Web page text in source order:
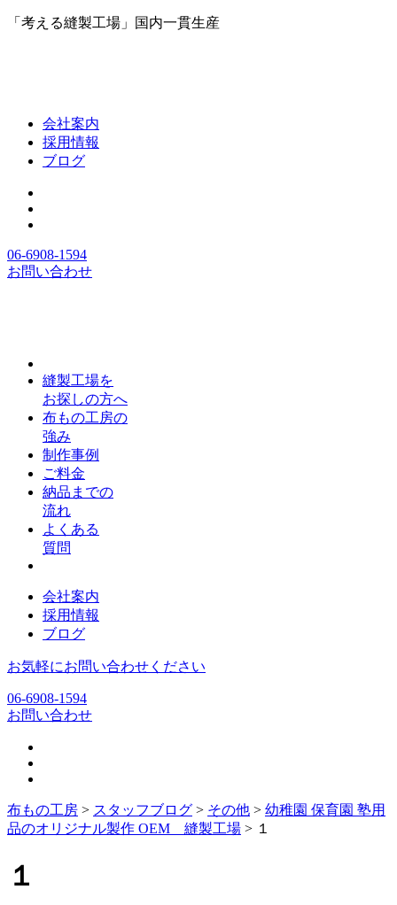
「考える縫製工場」国内一貫生産
会社案内
採用情報
ブログ
06-6908-1594
お問い合わせ
縫製工場を
お探しの方へ
布もの工房の
強み
制作事例
ご料金
納品までの
流れ
よくある
質問
会社案内
採用情報
ブログ
お気軽にお問い合わせください
06-6908-1594
お問い合わせ
布もの工房 > スタッフブログ > その他 > 幼稚園 保育園 塾用
品のオリジナル製作 OEM 縫製工場 > １
１